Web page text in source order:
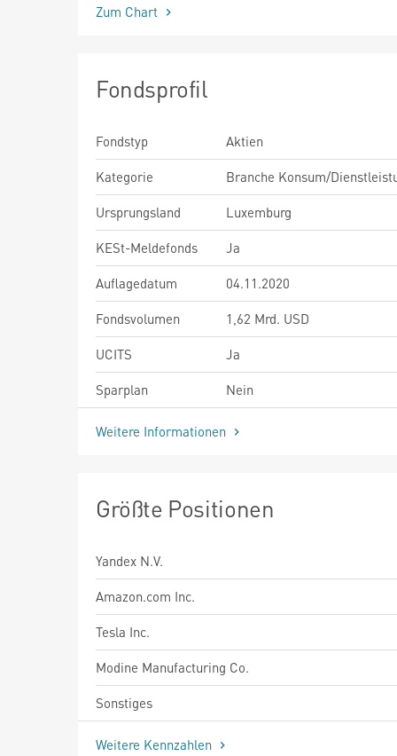
Zum Chart
Fondsprofil
Fondstyp
Aktien
Kategorie
Branche Konsum/
Ursprungsland
Luxemburg
KESt-Meldefonds
Ja
Auflagedatum
04.11.2020
Fondsvolumen
1,62 Mrd. USD
UCITS
Ja
Sparplan
Nein
Weitere Informationen
Größte Positionen
Yandex N.V.
Amazon.com Inc.
Tesla Inc.
Modine Manufacturing Co.
Sonstiges
Weitere Kennzahlen